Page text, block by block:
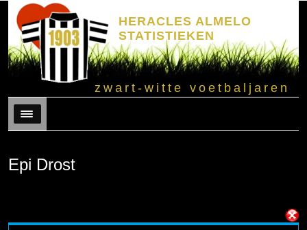
HERACLES ALMELO
STATISTIEKEN
zwart-witte voetbaljaren
Menu
Epi Drost